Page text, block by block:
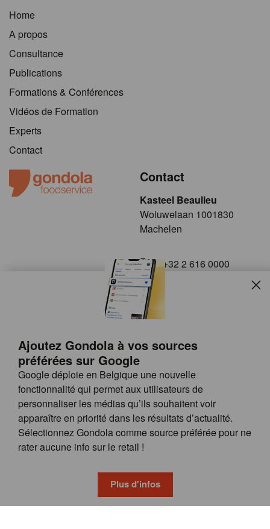
Ajoutez Gondola à vos sources
préférées sur Google
Google déploie en Belgique une nouvelle
fonctionnalité qui permet aux utilisateurs de
personnaliser les médias qu’ils souhaitent voir
apparaître en priorité dans les résultats d’actualité.
Sélectionnez Gondola comme source préférée pour ne
rater aucune info sur le retail !
Plus d'infos
Home
A propos
Consultance
Publications
Formations & Conférences
Vidéos de Formation
Experts
Contact
Contact
Kasteel Beaulieu
​​​Woluwelaan 1001830
Machelen
+32 2 616 0000
Follow us on
© GONDOLA GROUP
FAQ
CONDITIONS GÉNÉRALES
PRIVACY & COOKIE POLICY
wieni